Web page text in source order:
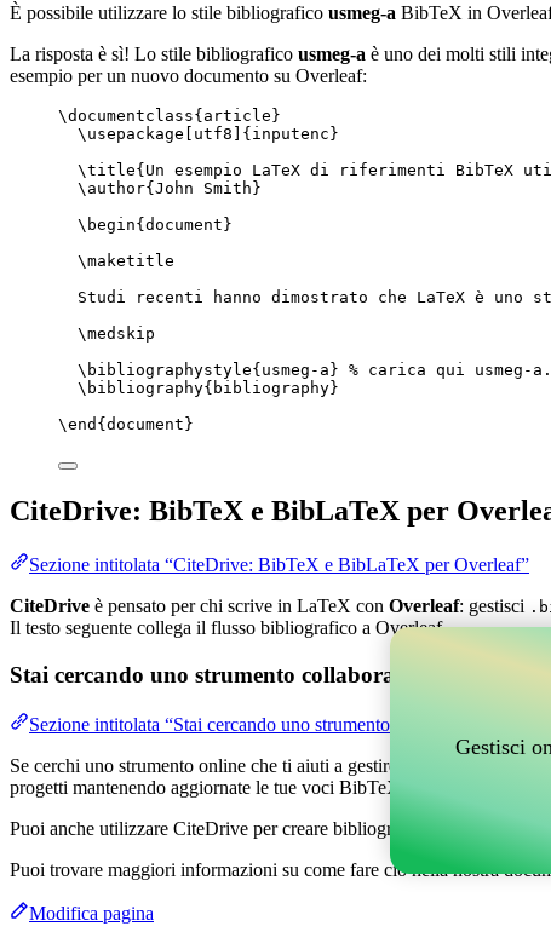
È possibile utilizzare lo stile bibliografico usmeg-a BibTeX in
La risposta è sì! Lo stile bibliografico usmeg-a è uno dei molti stili
esempio per un nuovo documento su Overleaf:
\documentclass{ article }
\usepackage
utf8 ]{ inputenc }
\title{Un esempio LaTeX di riferimenti
\author{John Smith}
\begin{ document }
\maketitle
Studi recenti hanno dimostrato che LaTeX è uno
\medskip
\bibliographystyle{usmeg-a} % carica qui usmeg-
\bibliography{bibliography}
\end { document }
CiteDrive: BibTeX e BibLaTeX per
Sezione intitolata “CiteDrive: BibTeX e BibLaTeX per Overleaf”
CiteDrive è pensato per chi scrive in LaTeX con Overleaf: gestisci
Il testo seguente collega il flusso bibliografico a Overleaf.
Stai cercando uno strumento collaborativo online per
Sezione intitolata “Stai cercando uno strumento collaborativo
Se cerchi uno strumento online che ti aiuti a gestire i tuoi riferimenti,
progetti mantenendo aggiornate le tue voci BibTeX nel tuo progetto
Puoi anche utilizzare CiteDrive per creare bibliografie e citazioni in
Puoi trovare maggiori informazioni su come fare ciò nella nostra
Modifica pagina
Gestisci